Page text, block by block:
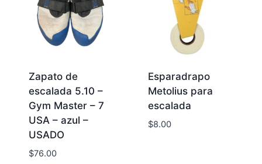
Zapato de
escalada 5.10 –
Gym Master – 7
USA – azul –
USADO
$76.00
Esparadrapo
Metolius para
escalada
$8.00